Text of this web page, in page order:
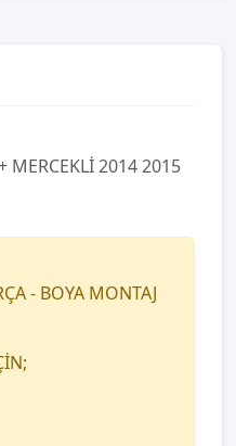
MERCEKLİ 2014 2015
- BOYA MONTAJ